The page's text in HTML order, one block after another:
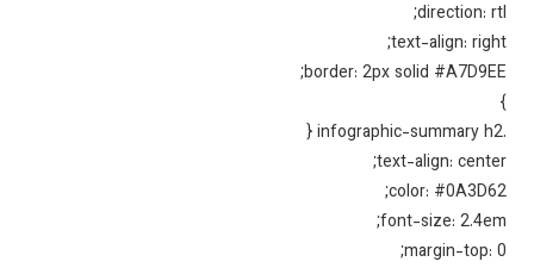
direction:
text-align:
border: 2px solid
text-align:
color:
font-size:
margin-top: